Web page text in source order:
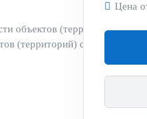
Цена
объектов (территорий), в
(территорий) сроком от